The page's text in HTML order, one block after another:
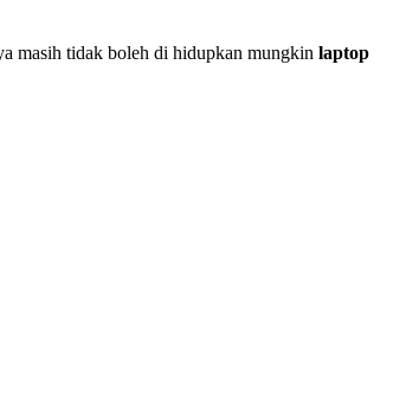
masih tidak boleh di hidupkan mungkin laptop